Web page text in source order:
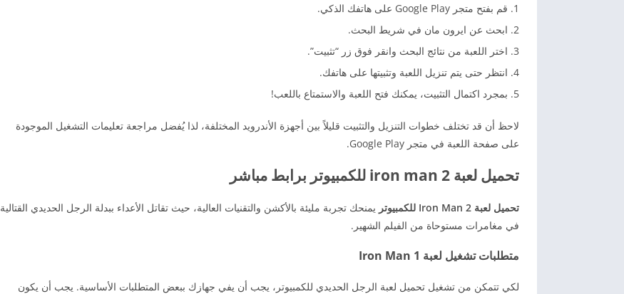
قم بفتح متجر Google Play على هاتفك الذكي.
ابحث عن ايرون مان في شريط البحث.
اختر اللعبة من نتائج البحث وانقر فوق زر “تثبيت”.
انتظر حتى يتم تنزيل اللعبة وتثبيتها على هاتفك.
بمجرد اكتمال التثبيت، يمكنك فتح اللعبة والاستمتاع باللعب!
لاحظ أن قد تختلف خطوات التنزيل والتثبيت قليلاً بين أجهزة الأندرويد المختلفة، لذا يُفضل مراجعة تعليمات التشغيل الموجودة
على صفحة اللعبة في متجر Google Play.
تحميل لعبة iron man 2 للكمبيوتر برابط مباشر
تحميل لعبة Iron Man 2 للكمبيوتر
يمنحك تجربة مليئة بالأكشن والتقنيات العالية، حيث تقاتل الأعداء ببدلة الرجل الحديدي القتالية
في مغامرات مستوحاة من الفيلم الشهير.
متطلبات تشغيل لعبة 1 Iron Man
لكي تتمكن من تشغيل تحميل لعبة الرجل الحديدي للكمبيوتر، يجب أن يفي جهازك ببعض المتطلبات الأساسية. يجب أن يكون